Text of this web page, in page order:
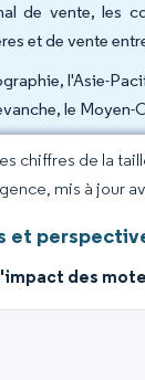
de vente, les
et de vente
l'Asie-
le
chiffres de la
mis à jour
et
des